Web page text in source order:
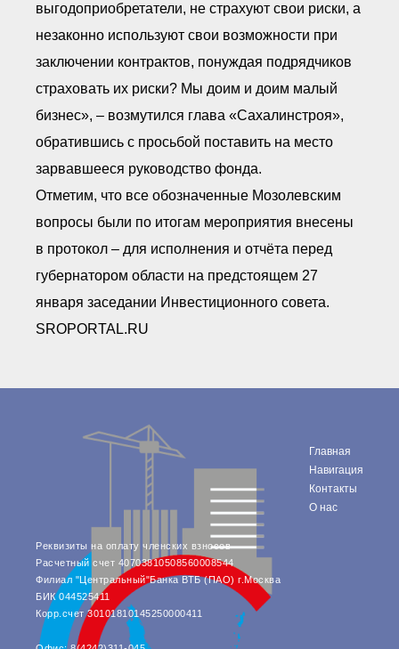
выгодоприобретатели, не страхуют свои риски, а
незаконно используют свои возможности при
заключении контрактов, понуждая подрядчиков
страховать их риски? Мы доим и доим малый
бизнес», – возмутился глава «Сахалинстроя»,
обратившись с просьбой поставить на место
зарвавшееся руководство фонда.
Отметим, что все обозначенные Мозолевским
вопросы были по итогам мероприятия внесены
в протокол – для исполнения и отчёта перед
губернатором области на предстоящем 27
января заседании Инвестиционного совета.
SROPORTAL.RU
Реквизиты на оплату членских взносов
Расчетный счет 40703810508560008544
Филиал "Центральный"Банка ВТБ (ПАО) г.Москва
БИК 044525411
Корр.счет 30101810145250000411
Главная
Навигация
Контакты
О нас